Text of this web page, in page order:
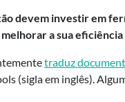
devem investir em
a sua
traduz
(sigla em inglês).